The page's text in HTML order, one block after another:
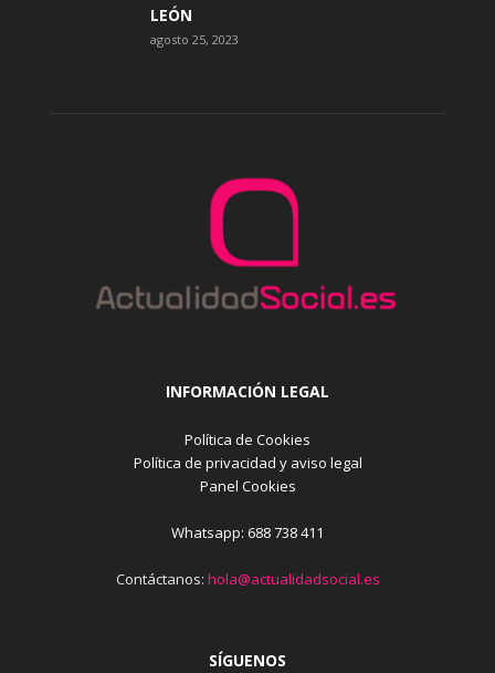
LEÓN
agosto 25, 2023
INFORMACIÓN LEGAL
Política de Cookies
Política de privacidad y aviso legal
Panel Cookies
Whatsapp: 688 738 411
Contáctanos: hola@actualidadsocial.es
SÍGUENOS